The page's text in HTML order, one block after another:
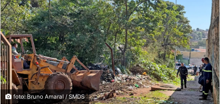
foto: Bruno Amaral / SMDS